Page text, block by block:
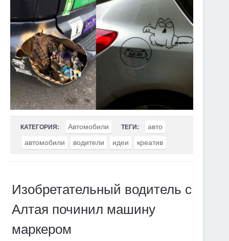
КАТЕГОРИЯ: Автомобили ТЕГИ:
авто
автомобили
водители идеи креатив
Изобретательный водитель с
Алтая починил машину
маркером